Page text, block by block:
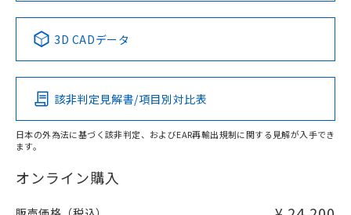
3D CADデータ
該非判定見解書/項目別対比表
日本の外為法に基づく該非判定、およびEAR再輸出規制に関する見解が入手でき
ます。
オンライン購入